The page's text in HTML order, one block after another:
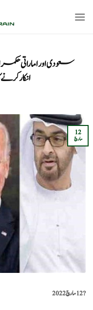
سعودی اور اماراتی
انکار
12
مارچ
?️12 مارچ 2022